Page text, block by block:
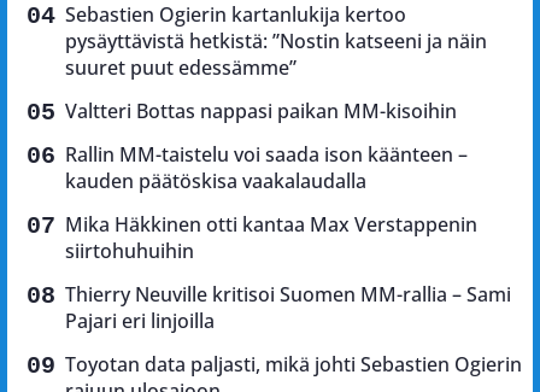
Sebastien Ogierin kartanlukija kertoo
pysäyttävistä hetkistä: ”Nostin katseeni ja näin
suuret puut edessämme”
Valtteri Bottas nappasi paikan MM-kisoihin
Rallin MM-taistelu voi saada ison käänteen –
kauden päätöskisa vaakalaudalla
Mika Häkkinen otti kantaa Max Verstappenin
siirtohuhuihin
Thierry Neuville kritisoi Suomen MM-rallia – Sami
Pajari eri linjoilla
Toyotan data paljasti, mikä johti Sebastien Ogierin